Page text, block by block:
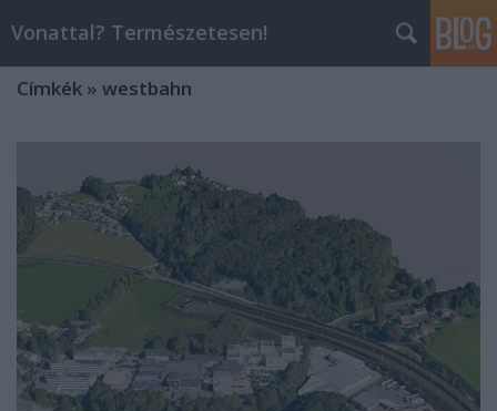
Vonattal? Természetesen!
Címkék » westbahn